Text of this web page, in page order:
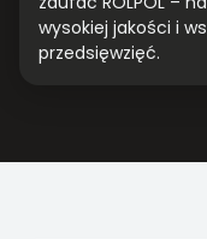
wysokiej jakości i
przedsięwzięć.